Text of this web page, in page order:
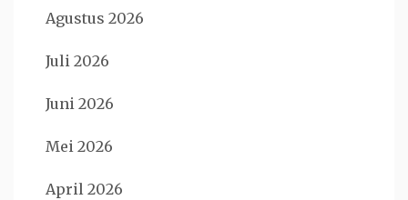
Agustus 2026
Juli 2026
Juni 2026
Mei 2026
April 2026